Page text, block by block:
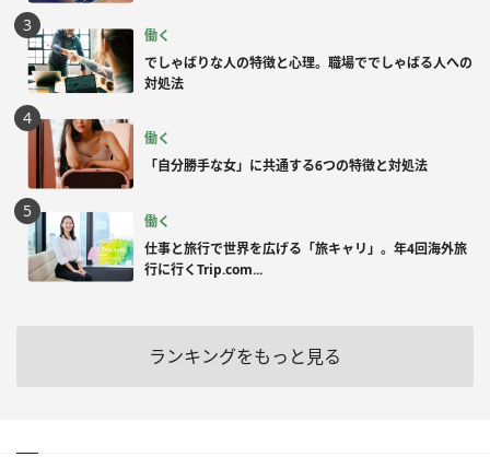
働く
でしゃばりな人の特徴と心理。職場ででしゃばる人への
対処法
働く
「自分勝手な女」に共通する6つの特徴と対処法
働く
仕事と旅行で世界を広げる「旅キャリ」。年4回海外旅
行に行くTrip.com...
ランキングをもっと見る